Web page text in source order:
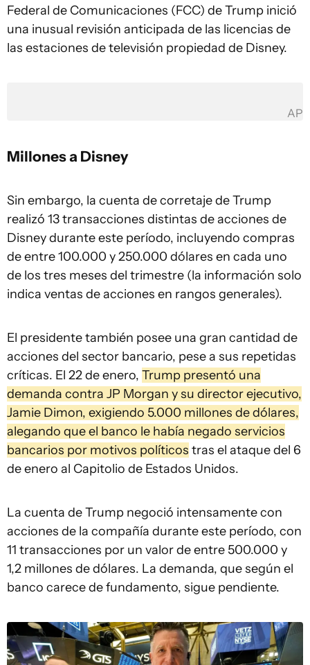
Federal de Comunicaciones (FCC) de Trump inició
una inusual revisión anticipada de las licencias de
las estaciones de televisión propiedad de Disney.
AP
Millones a Disney
Sin embargo, la cuenta de corretaje de Trump
realizó 13 transacciones distintas de acciones de
Disney durante este período, incluyendo compras
de entre 100.000 y 250.000 dólares en cada uno
de los tres meses del trimestre (la información solo
indica ventas de acciones en rangos generales).
El presidente también posee una gran cantidad de
acciones del sector bancario, pese a sus repetidas
críticas. El 22 de enero, Trump presentó una
demanda contra JP Morgan y su director ejecutivo,
Jamie Dimon, exigiendo 5.000 millones de dólares,
alegando que el banco le había negado servicios
bancarios por motivos políticos tras el ataque del 6
de enero al Capitolio de Estados Unidos.
La cuenta de Trump negoció intensamente con
acciones de la compañía durante este período, con
11 transacciones por un valor de entre 500.000 y
1,2 millones de dólares. La demanda, que según el
banco carece de fundamento, sigue pendiente.